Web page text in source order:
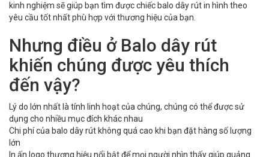
kinh nghiệm sẽ giúp bạn tìm được chiếc balo dây rút in hình theo
yêu cầu tốt nhất phù hợp với thương hiệu của bạn.
Nhưng điều ở Balo dây rút
khiến chúng được yêu thích
đến vậy?
Lý do lớn nhất là tính linh hoạt của chúng, chúng có thể được sử
dụng cho nhiều mục đích khác nhau
Chi phí của balo dây rút không quá cao khi bạn đặt hàng số lượng
lớn
In ấn logo thương hiệu nổi bật để mọi người nhìn thấy giúp quảng